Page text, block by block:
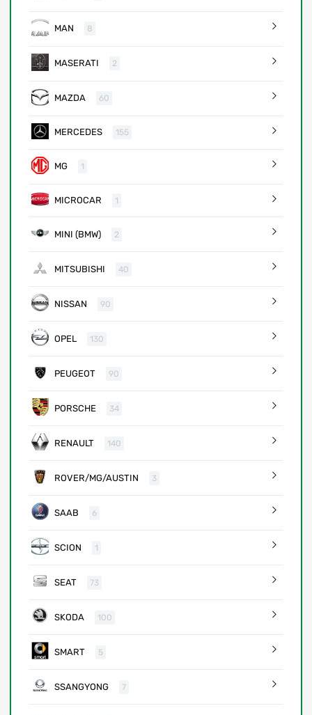
MAN 8
MASERATI 2
MAZDA 60
MERCEDES 155
MG 1
MICROCAR 1
MINI (BMW) 2
MITSUBISHI 40
NISSAN 90
OPEL 130
PEUGEOT 90
PORSCHE 34
RENAULT 140
ROVER/MG/AUSTIN 3
SAAB 6
SCION 1
SEAT 73
SKODA 100
SMART 5
SSANGYONG 7